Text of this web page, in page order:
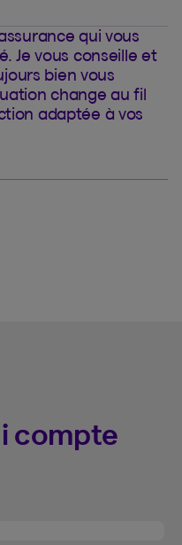
qui vous
Je vous conseille et
bien vous
change au fil
adaptée à vos
compte